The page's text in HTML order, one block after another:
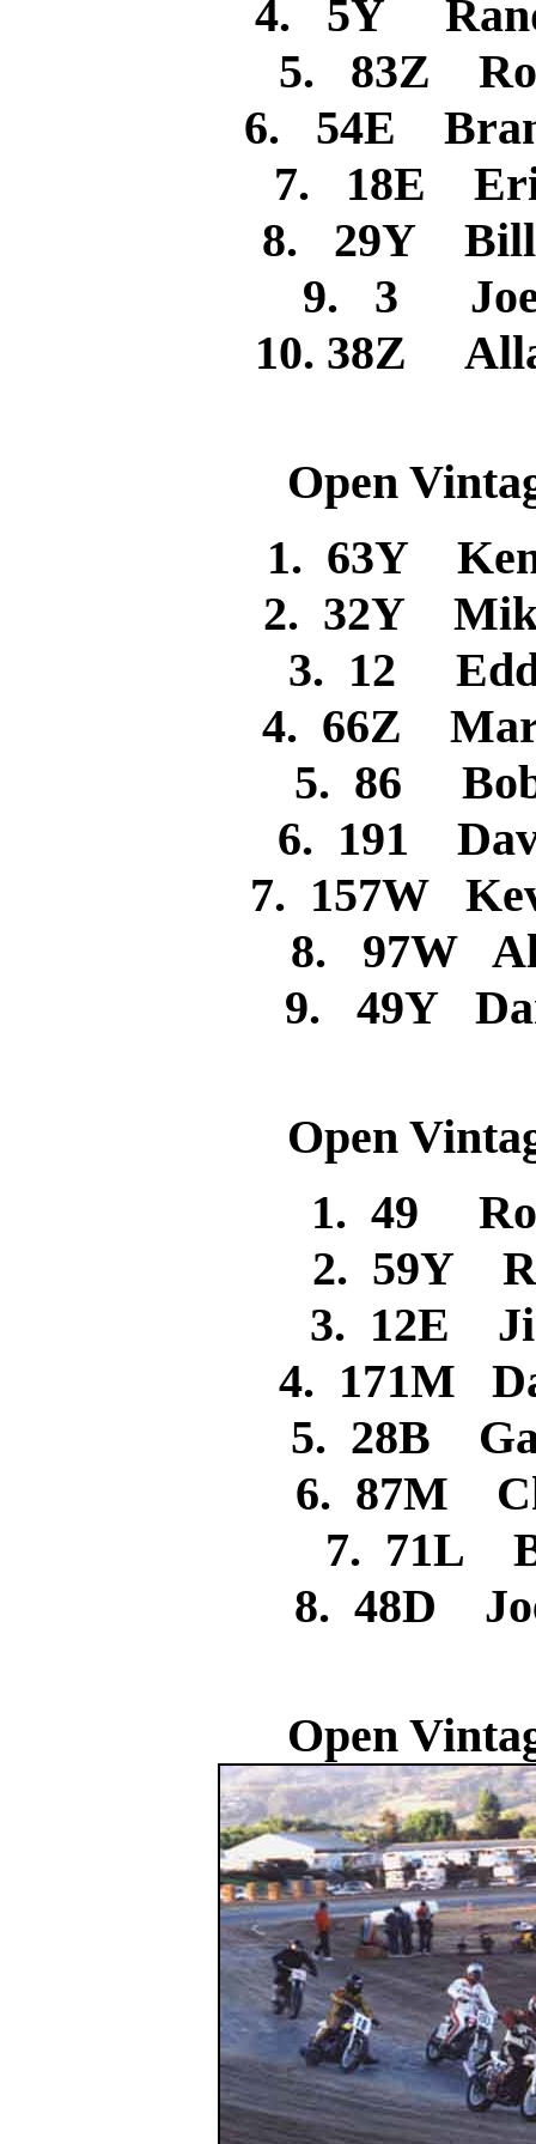
4. 5Y
5. 83Z
6. 54E
7. 18E
8. 29Y Bill
9. 3
10. 38Z
Open
1. 63Y
2. 32Y
3. 12
4. 66Z
5. 86
6. 191
7. 157W
8. 97W
9. 49Y
Open
1. 49
2. 59Y
3. 12E
4. 171M
5. 28B
6. 87M
7. 71L
8. 48D
Open